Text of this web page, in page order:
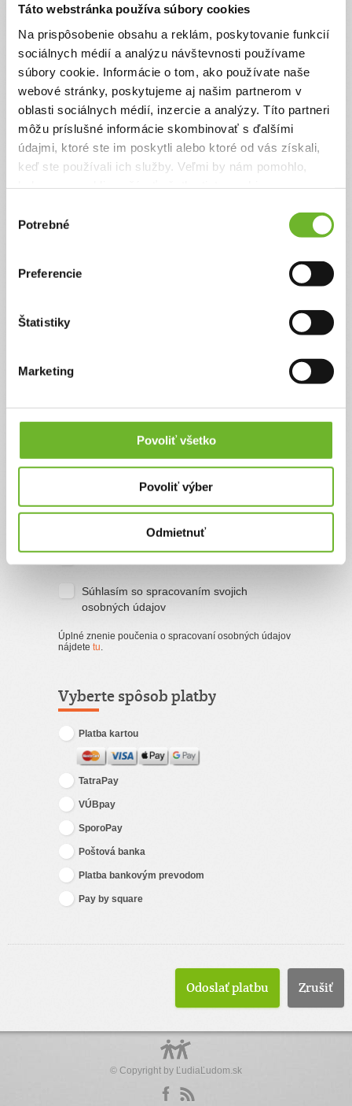
Táto webstránka používa súbory cookies
Na prispôsobenie obsahu a reklám, poskytovanie funkcií
sociálnych médií a analýzu návštevnosti používame
súbory cookie. Informácie o tom, ako používate naše
webové stránky, poskytujeme aj našim partnerom v
oblasti sociálnych médií, inzercie a analýzy. Títo partneri
môžu príslušné informácie skombinovať s ďalšími
údajmi, ktoré ste im poskytli alebo ktoré od vás získali,
keď ste používali ich služby. Veľmi by nám pomohlo,
súhlasu
Potrebné
Preferencie
Štatistiky
Marketing
Povoliť všetko
Povoliť výber
Odmietnuť
Pomôžte nám pomáhať
Vďaka Vášmu príspevku môžeme príjemcom
sprostredkovať dary v plnej výške a zároveň pomôžete
pokryť prevádzkové náklady na chod našej neziskovej
organizácie.
Suma Anonymne?
€
Celková suma
2 €
Zadajte svoje údaje
Súhlasím spodmienkami a pravidlami
portálu ĽudiaĽuďom.sk
Súhlasím so spracovaním svojich
osobných údajov
Úplné znenie poučenia o spracovaní osobných údajov
nájdete tu.
Vyberte spôsob platby
Platba kartou
TatraPay
VÚBpay
SporoPay
Poštová banka
Platba bankovým prevodom
Pay by square
Zrušiť
© Copyright by ĽudiaĽudom.sk